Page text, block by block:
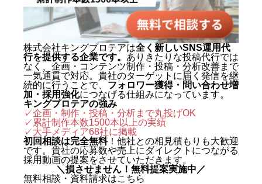
定評がある。 キャリアの原点は、
札幌でも有数のAI先進企業・株式
会社エグゼクティブマーケティン
グジャパン。執行役員を2年間務
め、AIO対策（AI検索最適化）を
はじめとする最先端のAIマーケテ
ィングを実戦の現場で体得した。
2024年に株式会社キングプロテア
を創業。 実績は数字で裏づけられ
ている。SNS運用代行事業では、
自社アカウントを「札幌 SNS運用
株式会社キングプロテアは全く新しいSNS運用代
行を提供する企業です。 ありきたりな投稿代行では
なく、企画・コンテンツ制作・投稿・分析改善まで
一気通貫で対応。貴社のターゲットに届く発信を継
続的に行うことで、 フォロワー獲得・問い合わせ増
加・採用強化につなげる仕組みになっています。
キングプロテアの強み
✓企画・制作・投稿・分析まで丸投げOK
✓累計制作本数1500本以上の実績
✓大手メディア68社に掲載
初回相談は完全無料！他社との相見積もりも大歓迎
です。貴社の応募数や売上にダイレクトにつながる
採用動画の提案をさせていただきます。
＼損させません！無料提案実施中／
無料相談・資料請求はこちら